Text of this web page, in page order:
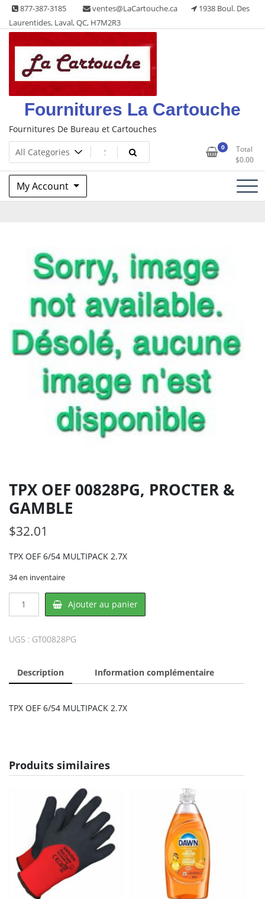
Skip
content
877-387-3185 ventes@LaCartouche.ca
1938 Boul. Des
Laurentides, Laval, QC, H7M2R3
Fournitures La Cartouche
Fournitures De Bureau et Cartouches
0
Total
$0.00
My Account
TPX OEF 00828PG, PROCTER &
GAMBLE
$32.01
TPX OEF 6/54 MULTIPACK 2.7X
34 en inventaire
OEF
GAMBLE
Ajouter au panier
UGS : GT00828PG
Description Information complémentaire
TPX OEF 6/54 MULTIPACK 2.7X
Produits similaires